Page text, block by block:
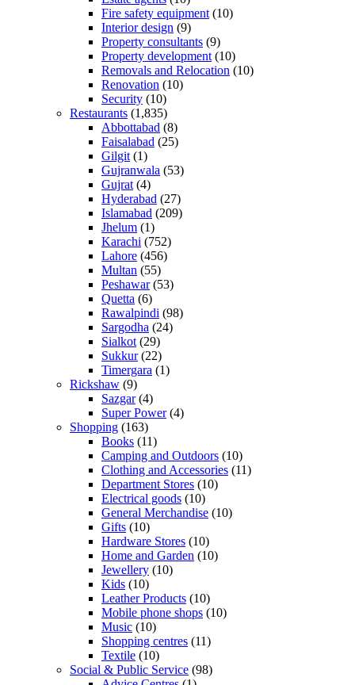
Fire safety equipment (10)
Interior design (9)
Property consultants (9)
Property development (10)
Removals and Relocation (10)
Renovation (10)
Security (10)
Restaurants (1,835)
Abbottabad (8)
Faisalabad (25)
Gilgit (1)
Gujranwala (53)
Gujrat (4)
Hyderabad (27)
Islamabad (209)
Jhelum (1)
Karachi (752)
Lahore (456)
Multan (55)
Peshawar(53)
Quetta (6)
Rawalpindi (98)
Sargodha (24)
Sialkot (29)
Sukkur(22)
Timergara (1)
Rickshaw (9)
Sazgar(4)
Super Power(4)
Shopping (163)
Books (11)
Camping and Outdoors (10)
Clothing and Accessories (11)
Department Stores (10)
Electrical goods (10)
General Merchandise (10)
Gifts (10)
Hardware Stores (10)
Home and Garden (10)
Jewellery (10)
Kids (10)
Leather Products (10)
Mobile phone shops (10)
Music (10)
Shopping centres (11)
Textile (10)
Social & Public Service (98)